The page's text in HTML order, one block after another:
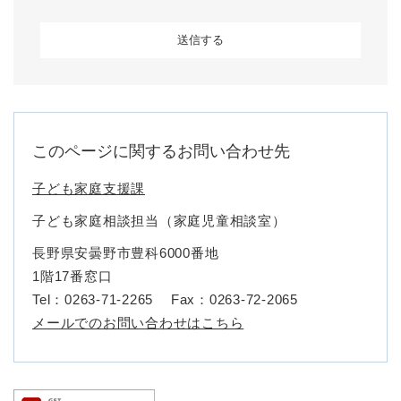
このページに関するお問い合わせ先
子ども家庭支援課
子ども家庭相談担当（家庭児童相談室）
長野県安曇野市豊科6000番地
1階17番窓口
Tel：0263-71-2265
Fax：0263-72-2065
メールでのお問い合わせはこちら